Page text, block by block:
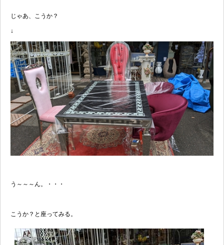
じゃあ、こうか？
↓
う～～～ん。・・・
こうか？と座ってみる。